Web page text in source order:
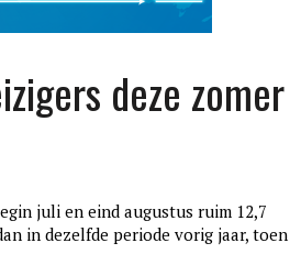
deze zomer
juli en eind augustus ruim 12,7
in dezelfde periode vorig jaar, toen